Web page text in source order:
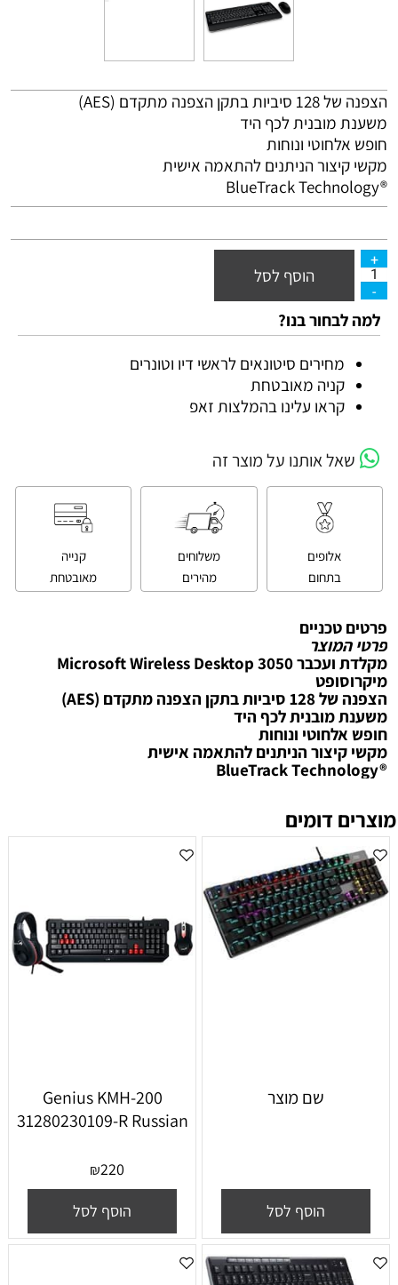
הצפנה של 128 סיביות בתקן הצפנה מתקדם ( AES
)
משענת מובנית לכף היד
חופש אלחוטי ונוחות
מקשי קיצור הניתנים להתאמה אישית
‎BlueTrack Technology®‎
הוסף לסל
למה לבחור בנו?
מחירים סיטונאים לראשי דיו וטונרים
קניה מאובטחת
קראו עלינו בהמלצות זאפ
שאל אותנו על מוצר זה
אלופים
בתחום
משלוחים
מהירים
קנייה
מאובטחת
פרטים טכניים
פרטי המוצר
‏מקלדת ועכבר Microsoft Wireless Desktop 3050
מיקרוסופט
הצפנה של 128 סיביות בתקן הצפנה מתקדם (AES)
משענת מובנית לכף היד
חופש אלחוטי ונוחות
מקשי קיצור הניתנים להתאמה אישית
‎BlueTrack Technology®‎
מוצרים דומים
שם מוצר
הוסף לסל
Genius KMH-200
31280230109-R Russian
₪220
הוסף לסל